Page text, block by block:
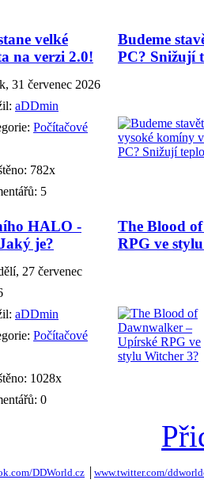
velké
na verzi 2.0!
31 červenec 2026
aDDmin
Počítačové
782x
5
Budeme
PC? Snižují
HALO -
je?
27 červenec
aDDmin
Počítačové
1028x
0
The Blood
RPG ve
DDWorld.cz www.twitter.com/